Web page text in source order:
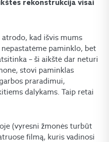
rekonstrukcija visai
kad išvis mums
nepastatėme paminklo, bet
– ši aikštė dar neturi
stovi paminklas
praradimui,
dalykams. Taip retai
(vyresni žmonės turbūt
filmą, kuris vadinosi